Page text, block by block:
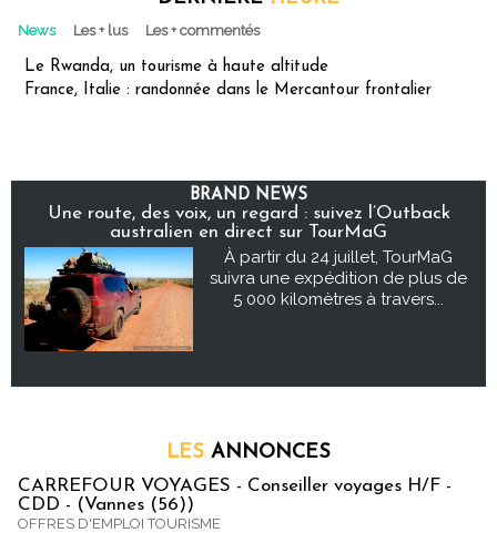
News Les + lus Les + commentés
Le Rwanda, un tourisme à haute altitude
France, Italie : randonnée dans le Mercantour frontalier
BRAND NEWS
Une route, des voix, un regard : suivez l’Outback
australien en direct sur TourMaG
À partir du 24 juillet, TourMaG
suivra une expédition de plus de
5 000 kilomètres à travers...
LES ANNONCES
CARREFOUR VOYAGES - Conseiller voyages H/F -
CDD - (Vannes (56))
OFFRES D'EMPLOI TOURISME